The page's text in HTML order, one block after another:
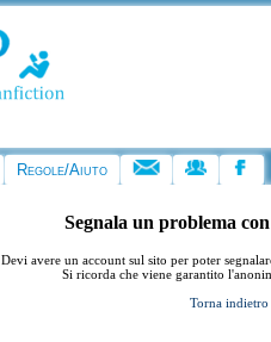
Regole/Aiuto
Segnala un problema
Devi avere un account sul sito per poter
Si ricorda che viene garantito
Torna indietro